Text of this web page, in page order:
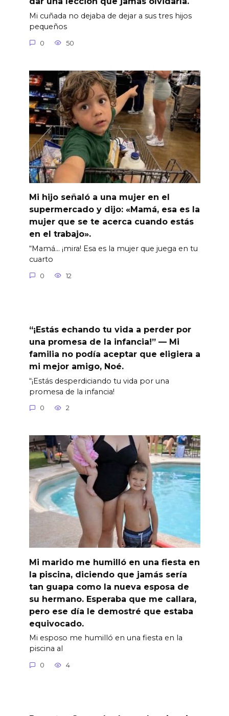
Mi cuñada no dejaba de dejar a sus tres hijos
pequeños
0 50
Mi hijo señaló a una mujer en el
supermercado y dijo: «Mamá, esa es la
mujer que se te acerca cuando estás
en el trabajo».
“Mamá… ¡mira! Esa es la mujer que juega en tu
cuarto
0 12
“¡Estás echando tu vida a perder por
una promesa de la infancia!” — Mi
familia no podía aceptar que eligiera a
mi mejor amigo, Noé.
“¡Estás desperdiciando tu vida por una
promesa de la infancia!
0 2
Mi marido me humilló en una fiesta en
la piscina, diciendo que jamás sería
tan guapa como la nueva esposa de
su hermano. Esperaba que me callara,
pero ese día le demostré que estaba
equivocado.
Mi esposo me humilló en una fiesta en la
piscina al
0 4